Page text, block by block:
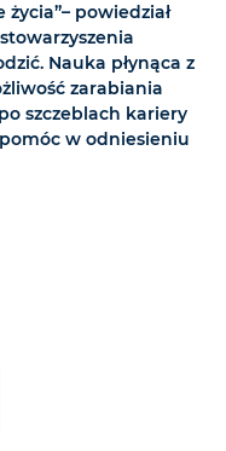
powiedział
Nauka płynąca z
zarabiania
szczeblach kariery
w odniesieniu